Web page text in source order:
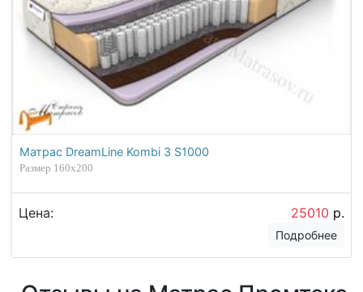
Матрас DreamLine Kombi 3 S1000
Размер 160х200
Цена: 25010 р.
Подробнее